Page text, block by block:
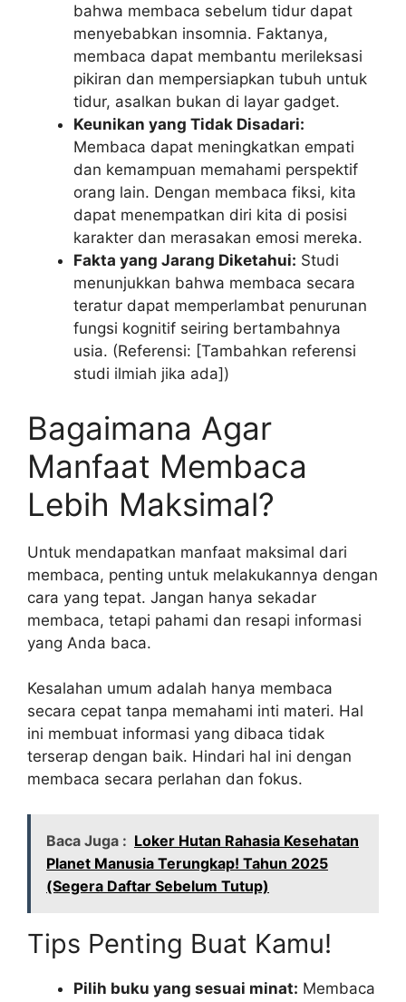
bahwa membaca sebelum tidur dapat
menyebabkan insomnia. Faktanya,
membaca dapat membantu merileksasi
pikiran dan mempersiapkan tubuh untuk
tidur, asalkan bukan di layar gadget.
Keunikan yang Tidak Disadari:
Membaca dapat meningkatkan empati
dan kemampuan memahami perspektif
orang lain. Dengan membaca fiksi, kita
dapat menempatkan diri kita di posisi
karakter dan merasakan emosi mereka.
Fakta yang Jarang Diketahui: Studi
menunjukkan bahwa membaca secara
teratur dapat memperlambat penurunan
fungsi kognitif seiring bertambahnya
usia. (Referensi: [Tambahkan referensi
studi ilmiah jika ada])
Bagaimana Agar
Manfaat Membaca
Lebih Maksimal?
Untuk mendapatkan manfaat maksimal dari
membaca, penting untuk melakukannya dengan
cara yang tepat. Jangan hanya sekadar
membaca, tetapi pahami dan resapi informasi
yang Anda baca.
Kesalahan umum adalah hanya membaca
secara cepat tanpa memahami inti materi. Hal
ini membuat informasi yang dibaca tidak
terserap dengan baik. Hindari hal ini dengan
membaca secara perlahan dan fokus.
Baca Juga : Loker Hutan Rahasia Kesehatan
Planet Manusia Terungkap! Tahun 2025
(Segera Daftar Sebelum Tutup)
Tips Penting Buat Kamu!
Pilih buku yang sesuai minat: Membaca